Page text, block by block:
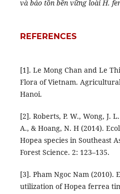
và bảo tồn bền vững loài H.
REFERENCES
[1]. Le Mong Chan and Le
Flora of Vietnam.
Hanoi.
[2]. Roberts, P. W., Wong, J.
A., & Hoang, N. H (2014).
Hopea species in Southeast
Forest Science. 2: 123–135.
[3]. Pham Ngoc Nam (2010).
utilization of Hopea ferrea